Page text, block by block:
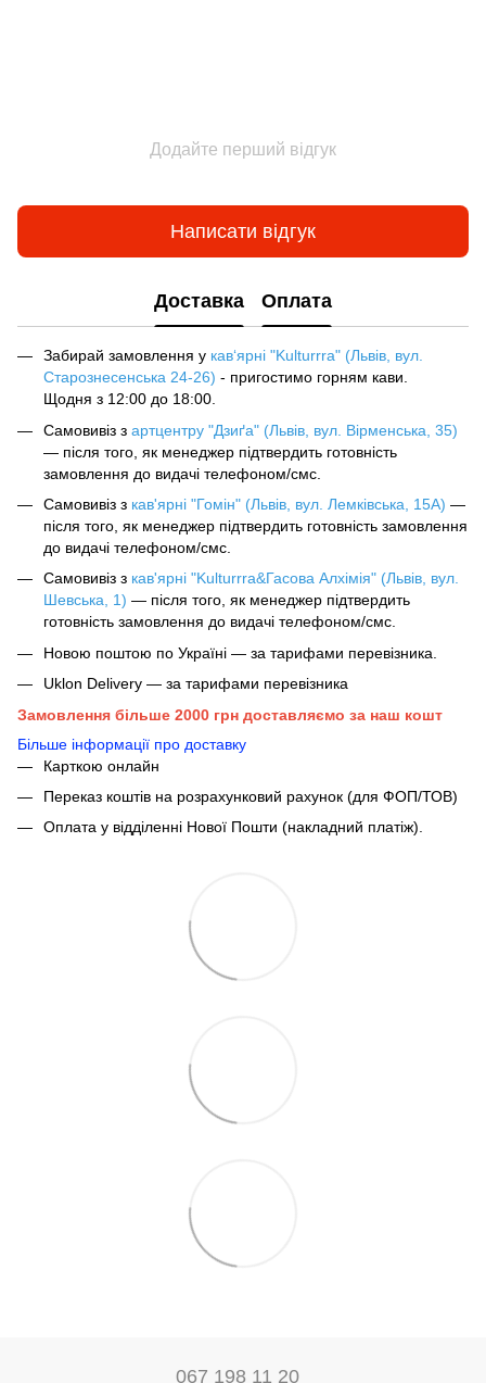
Додайте перший відгук
Написати відгук
Доставка Оплата
Забирай замовлення у кав‘ярні "Kulturrra" (Львів, вул.
Старознесенська 24-26) - пригостимо горням кави.
Щодня з 12:00 до 18:00.
Самовивіз з артцентру "Дзиґа" (Львів, вул. Вірменська, 35)
— після того, як менеджер підтвердить готовність
замовлення до видачі телефоном/смс.
Самовивіз з кав'ярні "Гомін" (Львів, вул. Лемківська, 15А) —
після того, як менеджер підтвердить готовність замовлення
до видачі телефоном/смс.
Самовивіз з кав'ярні "Kulturrra&Гасова Алхімія" (Львів, вул.
Шевська, 1) — після того, як менеджер підтвердить
готовність замовлення до видачі телефоном/смс.
Новою поштою по Україні — за тарифами перевізника.
Uklon Delivery — за тарифами перевізника
Замовлення більше 2000 грн доставляємо за наш кошт
Більше інформації про доставку
Карткою онлайн
Переказ коштів на розрахунковий рахунок (для ФОП/ТОВ)
Оплата у відділенні Нової Пошти (накладний платіж).
067 198 11 20